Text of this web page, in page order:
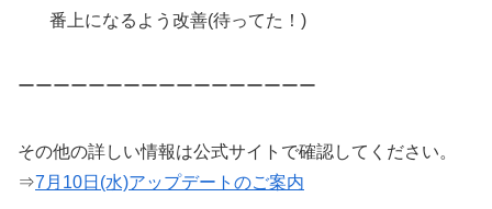
番上になるよう改善(待ってた！)
ーーーーーーーーーーーーーーーーー
その他の詳しい情報は公式サイトで確認してください。
⇒7月10日(水)アップデートのご案内